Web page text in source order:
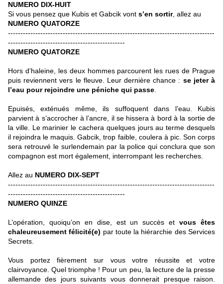
NUMERO DIX-HUIT
Si vous pensez que Kubis et Gabcik vont s’en sortir, allez au
NUMERO QUATORZE
-----------------------------------------------------------------------------------
-----------------------------------------------
NUMERO QUATORZE
Hors d’haleine, les deux hommes parcourent les rues de Prague
puis reviennent vers le fleuve. Leur dernière chance : se jeter à
l’eau pour rejoindre une péniche qui passe
Epuisés, exténués même, ils suffoquent dans l’eau. Kubis
parvient à s’accrocher à l’ancre, il se hissera à bord à la sortie de
la ville. Le marinier le cachera quelques jours au terme desquels
il rejoindra le maquis. Gabcik, trop faible, coulera à pic. Son corps
sera retrouvé le surlendemain par la police qui conclura que son
compagnon est mort également, interrompant les recherches.
Allez au NUMERO DIX-SEPT
-----------------------------------------------------------------------------------
-----------------------------------------------
NUMERO QUINZE
L’opération, quoiqu’on en dise, est un succès etvous êtes
chaleureusement félicité(e) par toute la hiérarchie des Services
Secrets.
Vous portez fièrement sur vous votre réussite et votre
clairvoyance. Quel triomphe ! Pour un peu, la lecture de la presse
allemande des jours suivants vous donnerait presque raison.